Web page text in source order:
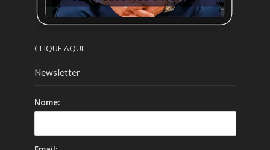
CLIQUE AQUI
Newsletter
Nome: